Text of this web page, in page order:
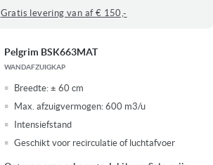
Gratis levering van af € 150,-
Pelgrim BSK663MAT
WANDAFZUIGKAP
Breedte: ± 60 cm
Max. afzuigvermogen: 600 m3/u
Intensiefstand
Geschikt voor recirculatie of luchtafvoer